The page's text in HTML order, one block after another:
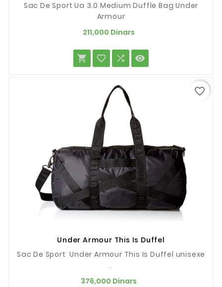
Sac De Sport Ua 3.0 Medium Duffle Bag Under
Armour
211,000 Dinars
   
Under Armour This Is Duffel
Sac De Sport Under Armour This Is Duffel unisexe
.
376,000 Dinars
favorite_border